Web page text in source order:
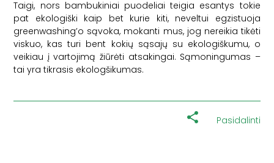
Taigi, nors bambukiniai puodeliai teigia esantys tokie
pat ekologiški kaip bet kurie kiti, neveltui egzistuoja
greenwashing’o sąvoka, mokanti mus, jog nereikia tikėti
viskuo, kas turi bent kokių sąsajų su ekologiškumu, o
veikiau į vartojimą žiūrėti atsakingai. Sąmoningumas –
tai yra tikrasis ekologšikumas.
Pasidalinti